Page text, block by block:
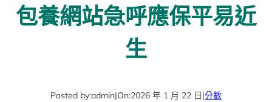
包養網站急呼應保平易近
生
Posted by:admin|On:2026 年 1 月 22 日|分數